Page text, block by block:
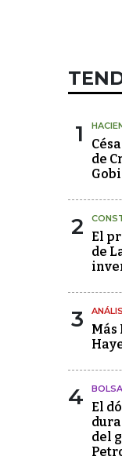
1
de
2
El
de
3
Más
4
El
del